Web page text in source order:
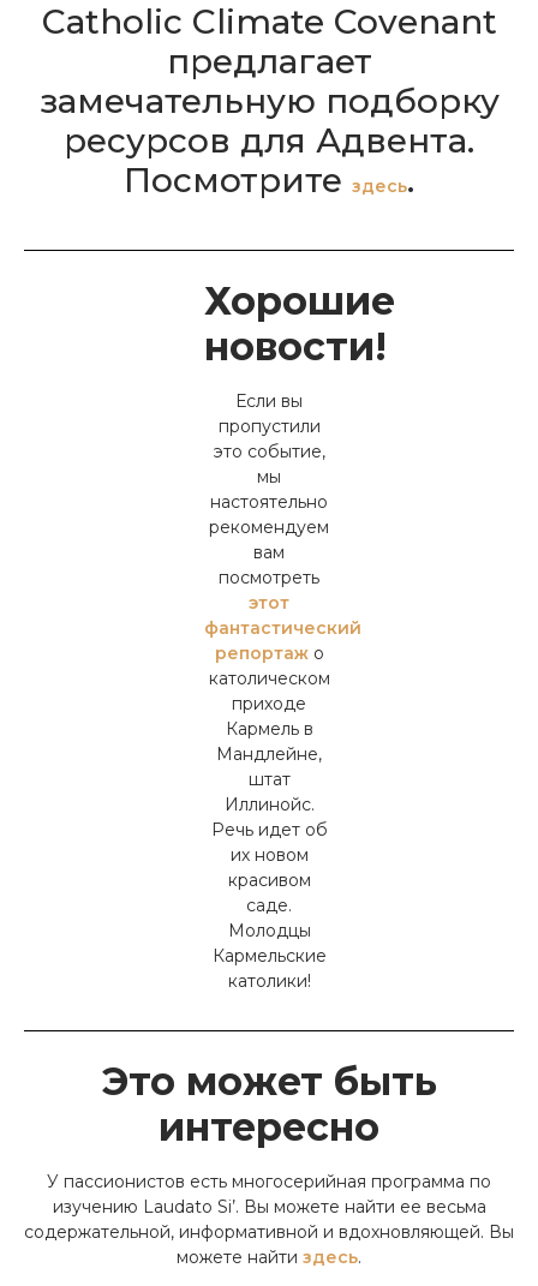
Catholic Climate Covenant
предлагает
замечательную подборку
ресурсов для Адвента.
Посмотрите здесь.
Хорошие
новости!
Если вы
пропустили
это событие,
мы
настоятельно
рекомендуем
вам
посмотреть
этот
фантастический
репортажо
католическом
приходе
Кармель в
Мандлейне,
штат
Иллинойс.
Речь идет об
их новом
красивом
саде.
Молодцы
Кармельские
католики!
Это может быть
интересно
У пассионистов есть многосерийная программа по
изучению Laudato Si’. Вы можете найти ее весьма
содержательной, информативной и вдохновляющей. Вы
можете найти здесь.